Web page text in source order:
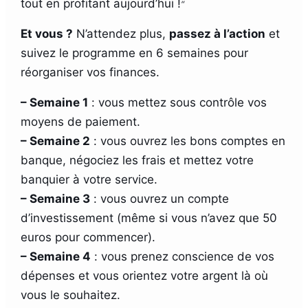
tout en profitant aujourd’hui !“
Et vous ? N’attendez plus, passez à l’action et
suivez le programme en 6 semaines pour
réorganiser vos finances.
– Semaine 1 : vous mettez sous contrôle vos
moyens de paiement.
– Semaine 2 : vous ouvrez les bons comptes en
banque, négociez les frais et mettez votre
banquier à votre service.
– Semaine 3 : vous ouvrez un compte
d’investissement (même si vous n’avez que 50
euros pour commencer).
– Semaine 4 : vous prenez conscience de vos
dépenses et vous orientez votre argent là où
vous le souhaitez.